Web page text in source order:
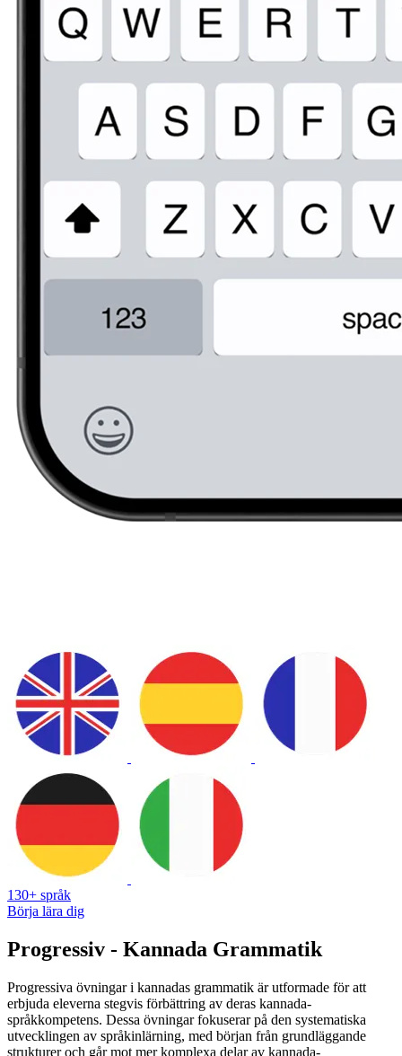
130+ språk
Börja lära dig
Progressiv - Kannada Grammatik
Progressiva övningar i kannadas grammatik är utformade för att
erbjuda eleverna stegvis förbättring av deras kannada-
språkkompetens. Dessa övningar fokuserar på den systematiska
utvecklingen av språkinlärning, med början från grundläggande
strukturer och går mot mer komplexa delar av kannada-